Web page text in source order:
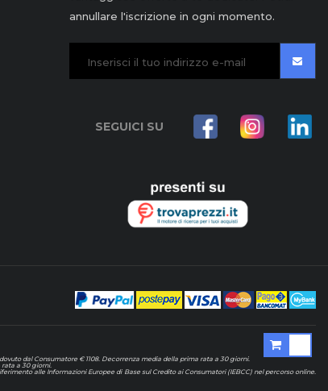
annullare l'iscrizione in ogni momento.
SEGUICI SU
dal Consumatore € 1108. Decorrenza media della prima rata a 30 giorni.
a 30 giorni.
alle Informazioni Europee di Base sul Credito ai Consumatori (IEBCC) nel percorso online.